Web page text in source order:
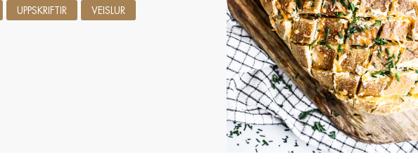
UPPSKRIFTIR VEISLUR